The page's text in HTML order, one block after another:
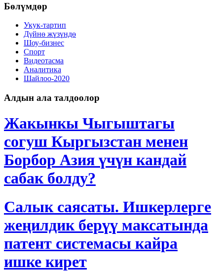
Бөлүмдөр
Укук-тартип
Дγйнө жүзүндө
Шоу-бизнес
Спорт
Видеотасма
Аналитика
Шайлоо-2020
Алдын ала талдоолор
Жакынкы Чыгыштагы
согуш Кыргызстан менен
Борбор Азия үчүн кандай
сабак болду?
Салык саясаты. Ишкерлерге
жеңилдик берүү максатында
патент системасы кайра
ишке кирет